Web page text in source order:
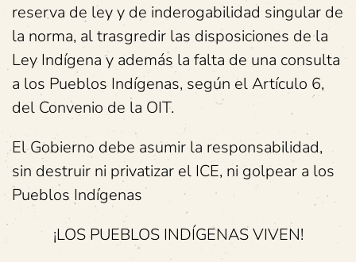
reserva de ley y de inderogabilidad singular de
la norma, al trasgredir las disposiciones de la
Ley Indígena y además la falta de una consulta
a los Pueblos Indígenas, según el Artículo 6,
del Convenio de la OIT.
El Gobierno debe asumir la responsabilidad,
sin destruir ni privatizar el ICE, ni golpear a los
Pueblos Indígenas
¡LOS PUEBLOS INDÍGENAS VIVEN!